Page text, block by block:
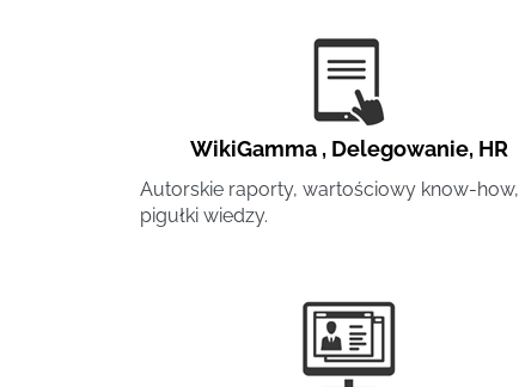
WikiGamma , Delegowanie, HR
Autorskie raporty, wartościowy know-how,
pigułki wiedzy.